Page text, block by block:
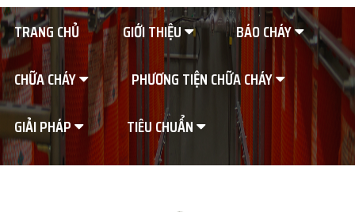
TRANG CHỦ GIỚI THIỆU
BÁO CHÁY
CHỮA CHÁY
PHƯƠNG TIỆN CHỮA CHÁY
GIẢI PHÁP
TIÊU CHUẨN